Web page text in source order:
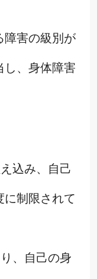
障害の級別が
し、身体障害
込み、自己
制限されて
、自己の身